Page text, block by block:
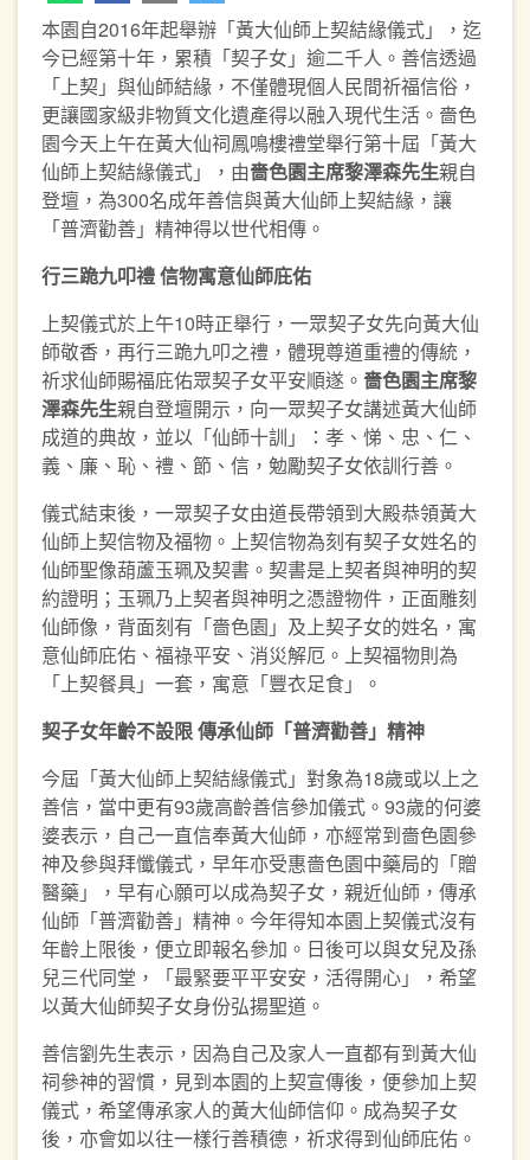
本園自2016年起舉辦「黃大仙師上契結緣儀式」，迄
今已經第十年，累積「契子女」逾二千人。善信透過
「上契」與仙師結緣，不僅體現個人民間祈福信俗，
更讓國家級非物質文化遺產得以融入現代生活。嗇色
園今天上午在黃大仙祠鳳鳴樓禮堂舉行第十屆「黃大
仙師上契結緣儀式」，由嗇色園主席黎澤森先生親自
登壇，為300名成年善信與黃大仙師上契結緣，讓
「普濟勸善」精神得以世代相傳。
行三跪九叩禮信物寓意仙師庇佑
上契儀式於上午10時正舉行，一眾契子女先向黃大仙
師敬香，再行三跪九叩之禮，體現尊道重禮的傳統，
祈求仙師賜福庇佑眾契子女平安順遂。 嗇色園主席黎
澤森先生親自登壇開示，向一眾契子女講述黃大仙師
成道的典故，並以「仙師十訓」：孝、悌、忠、仁、
義、廉、恥、禮、節、信，勉勵契子女依訓行善。
儀式結束後，一眾契子女由道長帶領到大殿恭領黃大
仙師上契信物及福物。上契信物為刻有契子女姓名的
仙師聖像葫蘆玉珮及契書。契書是上契者與神明的契
約證明；玉珮乃上契者與神明之憑證物件，正面雕刻
仙師像，背面刻有「嗇色園」及上契子女的姓名，寓
意仙師庇佑、福祿平安、消災解厄。上契福物則為
「上契餐具」一套，寓意「豐衣足食」。
契子女年齡不設限傳承仙師「普濟勸善」精神
今屆「黃大仙師上契結緣儀式」對象為18歲或以上之
善信，當中更有93歲高齡善信參加儀式。93歲的何婆
婆表示，自己一直信奉黃大仙師，亦經常到嗇色園參
神及參與拜懺儀式，早年亦受惠嗇色園中藥局的「贈
醫藥」，早有心願可以成為契子女，親近仙師，傳承
仙師「普濟勸善」精神。今年得知本園上契儀式沒有
年齡上限後，便立即報名參加。日後可以與女兒及孫
兒三代同堂，「最緊要平平安安，活得開心」，希望
以黃大仙師契子女身份弘揚聖道。
善信劉先生表示，因為自己及家人一直都有到黃大仙
祠參神的習慣，見到本園的上契宣傳後，便參加上契
儀式，希望傳承家人的黃大仙師信仰。成為契子女
後，亦會如以往一樣行善積德，祈求得到仙師庇佑。